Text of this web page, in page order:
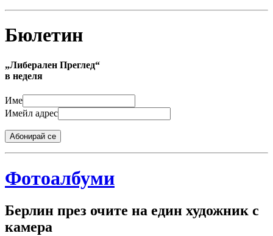
Бюлетин
„Либерален Преглед“
в неделя
Име
Имейл адрес
Абонирай се
Фотоалбуми
Берлин през очите на един художник с
камера